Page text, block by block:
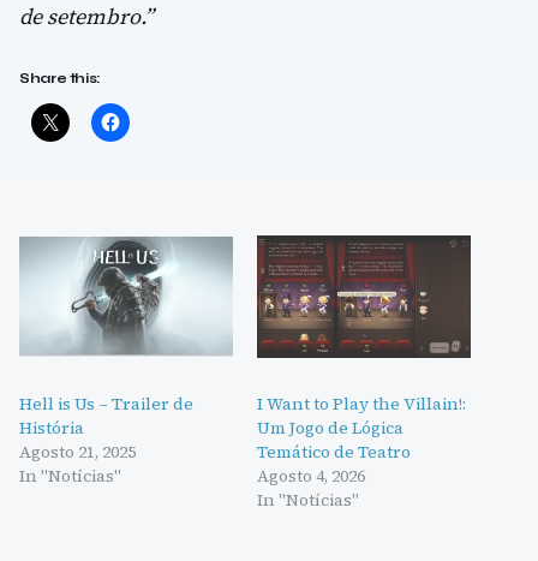
de setembro.”
Share this:
Hell is Us – Trailer de
História
Agosto 21, 2025
In "Notícias"
I Want to Play the Villain!:
Um Jogo de Lógica
Temático de Teatro
Agosto 4, 2026
In "Notícias"